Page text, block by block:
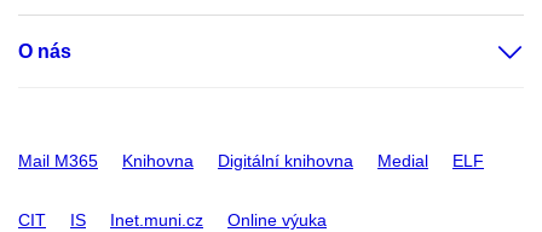
O nás
Mail M365 Knihovna Digitální knihovna Medial ELF
CIT IS Inet.muni.cz Online výuka